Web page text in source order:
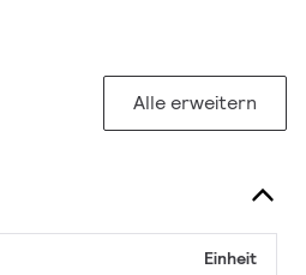
Alle erweitern
Einheit